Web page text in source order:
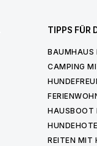
TIPPS FÜR
BAUMHAUS
CAMPING
HAUSBOOT
REITEN MIT